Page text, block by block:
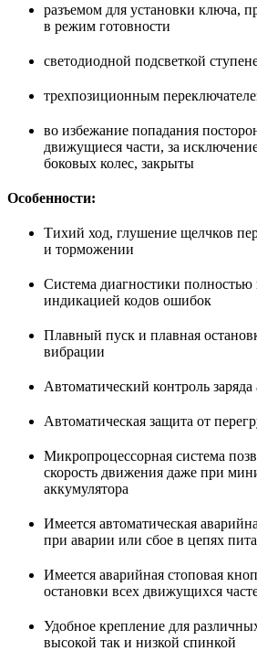
разъемом для установки ключа,
в режим готовности
светодиодной подсветкой
трехпозиционным
во избежание попадания
движущиеся части, за
боковых колес, закрыты
Особенности:
Тихий ход, глушение щелчков
и торможении
Система диагностики полностью
индикацией кодов ошибок
Плавный пуск и плавная
вибрации
Автоматический контроль заряда
Автоматическая защита от
Микропроцессорная система
скорость движения даже при
аккумулятора
Имеется автоматическая
при аварии или сбое в цепях
Имеется аварийная стоповая
остановки всех движущихся
Удобное крепление для
высокой так и низкой спинкой